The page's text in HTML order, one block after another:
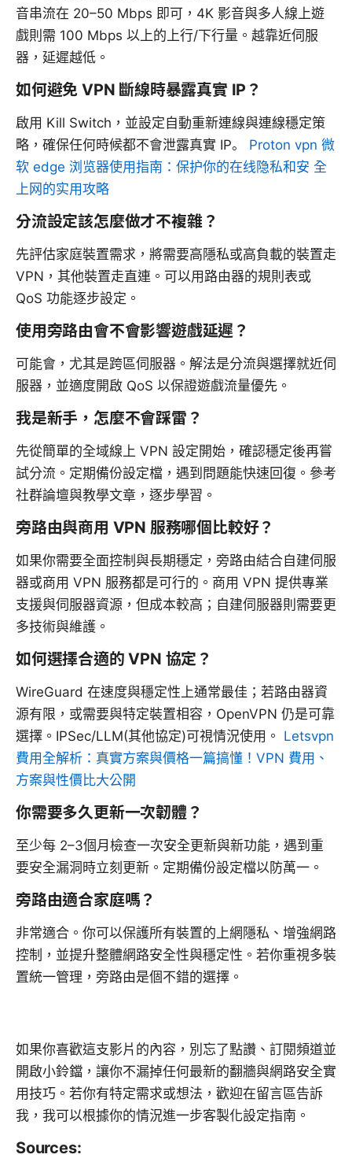
音串流在 20–50 Mbps 即可，4K 影音與多人線上遊
戲則需 100 Mbps 以上的上行/下行量。越靠近伺服
器，延遲越低。
如何避免 VPN 斷線時暴露真實 IP？
啟用 Kill Switch，並設定自動重新連線與連線穩定策
略，確保任何時候都不會泄露真實 IP。 Proton vpn 微
软 edge 浏览器使用指南：保护你的在线隐私和安 全
上网的实用攻略
分流設定該怎麼做才不複雜？
先評估家庭裝置需求，將需要高隱私或高負載的裝置走
VPN，其他裝置走直連。可以用路由器的規則表或
QoS 功能逐步設定。
使用旁路由會不會影響遊戲延遲？
可能會，尤其是跨區伺服器。解法是分流與選擇就近伺
服器，並適度開啟 QoS 以保證遊戲流量優先。
我是新手，怎麼不會踩雷？
先從簡單的全域線上 VPN 設定開始，確認穩定後再嘗
試分流。定期備份設定檔，遇到問題能快速回復。參考
社群論壇與教學文章，逐步學習。
旁路由與商用 VPN 服務哪個比較好？
如果你需要全面控制與長期穩定，旁路由結合自建伺服
器或商用 VPN 服務都是可行的。商用 VPN 提供專業
支援與伺服器資源，但成本較高；自建伺服器則需要更
多技術與維護。
如何選擇合適的 VPN 協定？
WireGuard 在速度與穩定性上通常最佳；若路由器資
源有限，或需要與特定裝置相容，OpenVPN 仍是可靠
選擇。IPSec/LLM(其他協定)可視情況使用。 Letsvpn
費用全解析：真實方案與價格一篇搞懂！VPN 費用、
方案與性價比大公開
你需要多久更新一次韌體？
至少每 2–3個月檢查一次安全更新與新功能，遇到重
要安全漏洞時立刻更新。定期備份設定檔以防萬一。
旁路由適合家庭嗎？
非常適合。你可以保護所有裝置的上網隱私、增強網路
控制，並提升整體網路安全性與穩定性。若你重視多裝
置統一管理，旁路由是個不錯的選擇。
如果你喜歡這支影片的內容，別忘了點讚、訂閱頻道並
開啟小鈴鐺，讓你不漏掉任何最新的翻牆與網路安全實
用技巧。若你有特定需求或想法，歡迎在留言區告訴
我，我可以根據你的情況進一步客製化設定指南。
Sources: